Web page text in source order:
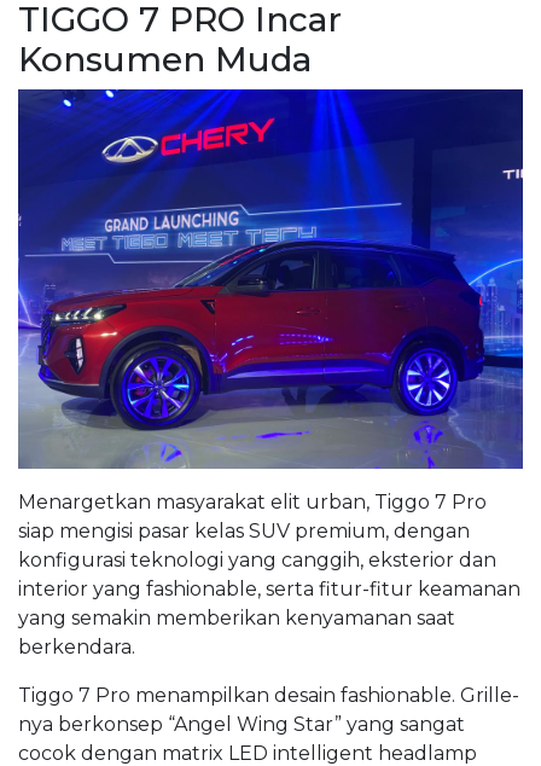
TIGGO 7 PRO Incar
Konsumen Muda
Menargetkan masyarakat elit urban, Tiggo 7 Pro
siap mengisi pasar kelas SUV premium, dengan
konfigurasi teknologi yang canggih, eksterior dan
interior yang fashionable, serta fitur-fitur keamanan
yang semakin memberikan kenyamanan saat
berkendara.
Tiggo 7 Pro menampilkan desain fashionable. Grille-
nya berkonsep “Angel Wing Star” yang sangat
cocok dengan matrix LED intelligent headlamp